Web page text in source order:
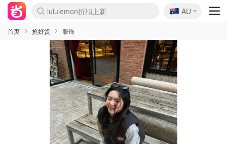
lululemon折扣上新
Sasa美妆护肤3.5折
SSENSE年中2.5折
FreshBeauty好价汇总
Cettire降价+叠9折
WWS Coles超市实拍
viagogo二手票捡漏
Myer超级周末
The Outnet奢牌1折起
David Jones 3折起
Flannels大牌1折
Perfumes Club护肤1折
AMIRO面罩$251
Amazon折扣汇总
eToro入金$200送$50
Amazon数码好物
ICONIC本周7.5折
ThedoubleF高奢地板价
Moose Knuckles 6折
丝芙兰5折起
EUFY摄像头$98
Selenichast首饰2折
Trip机票酒店促销
YSL送5件彩妆礼
Amazon家居好物
Amazon美妆护肤
雅漾大喷$8
过敏原检测盒$33
伊索独家赠50ml沐浴露
科颜氏高保湿面霜$29
SEALIFE海洋馆门票6折
丝塔芙大白罐$16
订阅Newsletter送香薰
Cult Beauty 6.8折
Harrods圣诞日历$525
LN-CC奢牌私促3折
d'Alba空姐喷雾$16
EVE LOM套装£56
Bernardelli独家4折
Adore Beauty 6折起
CT圣诞日历
Mytheresa奢品2.7折
Luxury Escapes 9折
Currentbody美容仪$881
MOON Garden Live
Roborock扫地机$649
Tingo Life水杯$24
Valentino官网5折
CR洗护套装$23
修丽可4件套$159
Myer彩妆2件7折
GANNI官网4.5折
Stylevana韩妆4折
Tessabit高奢8.5折
OGX洗发水$11
Amazon阿德莱德次日达
卡诗8.5折+赠礼
Philips Hue灯具8折
🇦🇺
AU
首页 抢好货 服饰